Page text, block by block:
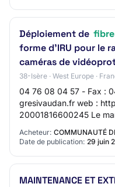
Déploiement de
forme d'IRU pour le
caméras de
38-Isère · West Europe ·
04 76 08 04 57 - Fax :
gresivaudan.fr web :
20001816600245 Le
procédure conjointe
Acheteur: COMMUNAUTÉ
Date de publication: 29 juin
MAINTENANCE ET